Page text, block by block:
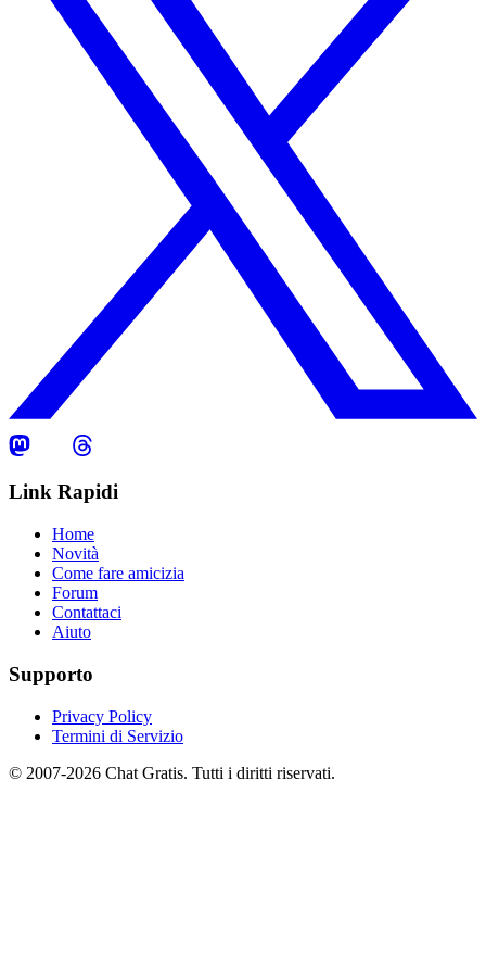
Link Rapidi
Home
Novità
Come fare amicizia
Forum
Contattaci
Aiuto
Supporto
Privacy Policy
Termini di Servizio
© 2007-2026 Chat Gratis. Tutti i diritti riservati.